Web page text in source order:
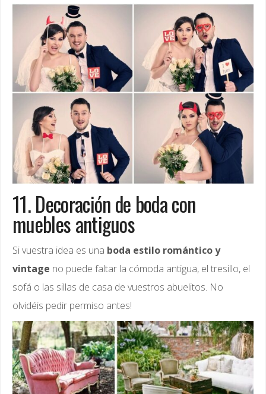
11. Decoración de boda con
muebles antiguos
Si vuestra idea es una boda estilo romántico y
vintage no puede faltar la cómoda antigua, el tresillo, el
sofá o las sillas de casa de vuestros abuelitos. No
olvidéis pedir permiso antes!